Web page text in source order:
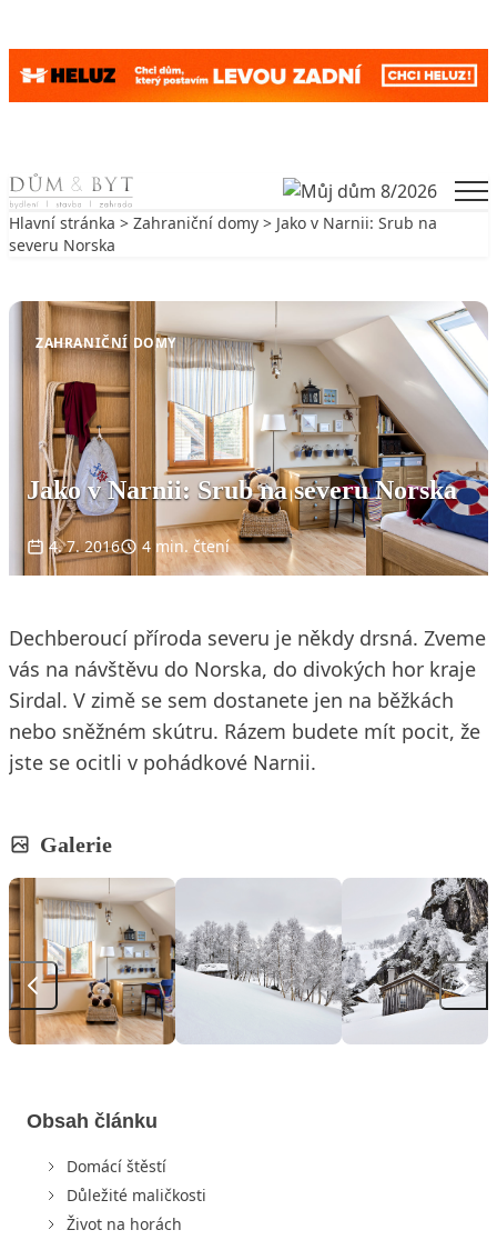
Skip to content
Hlavní stránka > Zahraniční domy > Jako v Narnii: Srub na
severu Norska
ZAHRANIČNÍ DOMY
Jako v Narnii: Srub na severu Norska
4. 7. 2016 4 min. čtení
Dechberoucí příroda severu je někdy drsná. Zveme
vás na návštěvu do Norska, do divokých hor kraje
Sirdal. V zimě se sem dostanete jen na běžkách
nebo sněžném skútru. Rázem budete mít pocit, že
jste se ocitli v pohádkové Narnii.
Galerie
Obsah článku
Domácí štěstí
Důležité maličkosti
Život na horách